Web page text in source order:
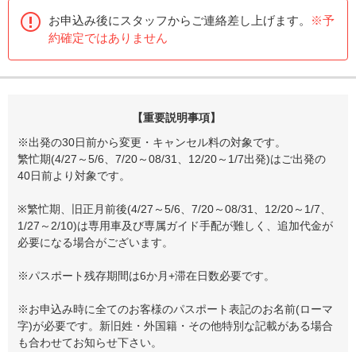
お申込み後にスタッフからご連絡差し上げます。
※予
約確定ではありません
【重要説明事項】
※出発の30日前から変更・キャンセル料の対象です。
繁忙期(4/27～5/6、7/20～08/31、12/20～1/7出発)はご出発の
40日前より対象です。
※繁忙期、旧正月前後(4/27～5/6、7/20～08/31、12/20～1/7、
1/27～2/10)は専用車及び専属ガイド手配が難しく、追加代金が
必要になる場合がございます。
※パスポート残存期間は6か月+滞在日数必要です。
※お申込み時に全てのお客様のパスポート表記のお名前(ローマ
字)が必要です。新旧姓・外国籍・その他特別な記載がある場合
も合わせてお知らせ下さい。